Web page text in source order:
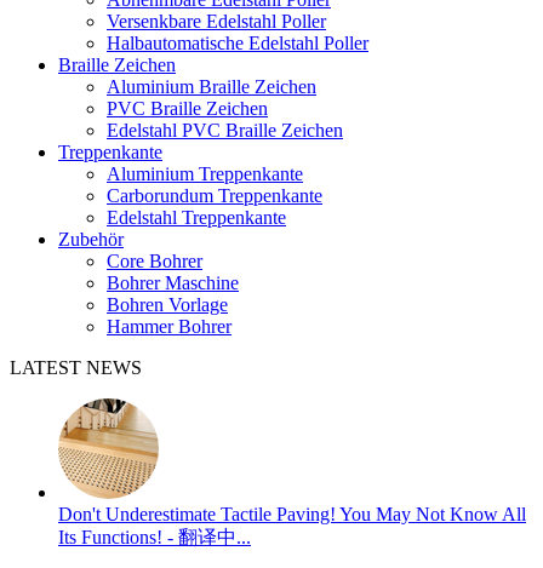
Versenkbare Edelstahl Poller
Halbautomatische Edelstahl Poller
Braille Zeichen
Aluminium Braille Zeichen
PVC Braille Zeichen
Edelstahl PVC Braille Zeichen
Treppenkante
Aluminium Treppenkante
Carborundum Treppenkante
Edelstahl Treppenkante
Zubehör
Core Bohrer
Bohrer Maschine
Bohren Vorlage
Hammer Bohrer
LATEST NEWS
Don't Underestimate Tactile Paving! You May Not Know All
Its Functions! - 翻译中...